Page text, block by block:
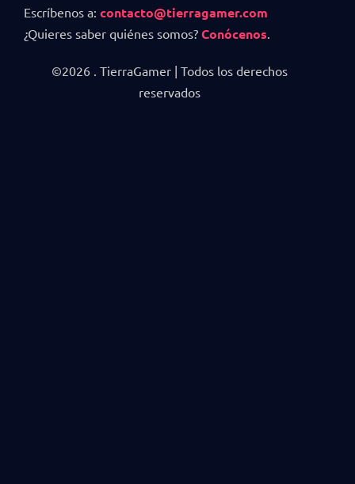
Escríbenos a: contacto@tierragamer.com
¿Quieres saber quiénes somos? Conócenos.
©2026 . TierraGamer | Todos los derechos
reservados